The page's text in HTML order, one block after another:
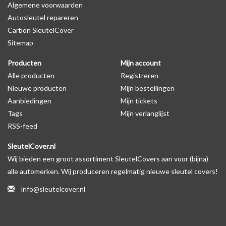
Levering
Voor 16:00 besteld = Dezelfde dag verzonden
Verzending naar België: 1/3 werkdagen
Merk: SleutelCover
Geschikt voor: Ford
Gewicht: 20g
Materiaal: Siliconen
Geschikt voor o.a. de volgende modellen:
* Afhankelijk van het bouwjaar
* Controleer
altijd alsnog eerst uw model sleutel met het
Algemene voorwaarden
Autosleutel repareren
Carbon SleutelCover
Sitemap
Producten
Alle producten
Nieuwe producten
Aanbiedingen
Tags
RSS-feed
Mijn account
Registreren
Mijn bestellingen
Mijn tickets
Mijn verlanglijst
SleutelCover.nl
Wij bieden een groot assortiment SleutelCovers aan voor (bijna)
alle automerken. Wij produceren regelmatig nieuwe sleutel covers!
info@sleutelcover.nl